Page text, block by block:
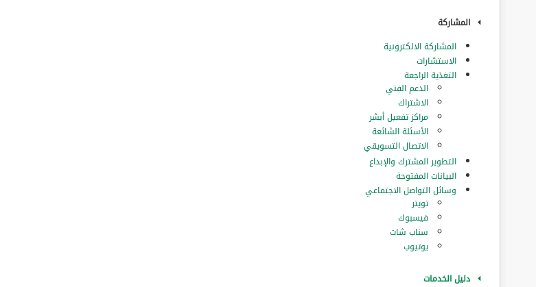
المشاركة
المشاركة الالكترونية
الاستشارات
التغذية الراجعة
الدعم الفني
الاشتراك
مراكز تفعيل أبشر
الأسئلة الشائعة
الاتصال التسويقي
التطوير المشترك والإبداع
البيانات المفتوحة
وسائل التواصل الاجتماعي
تويتر
فيسبوك
سناب شات
يوتيوب
دليل الخدمات